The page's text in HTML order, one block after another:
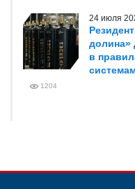
24 июля
долина»
в
1204